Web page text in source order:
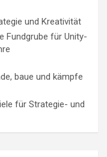
und Kreativität
Fundgrube für Unity-
baue und kämpfe
für Strategie- und